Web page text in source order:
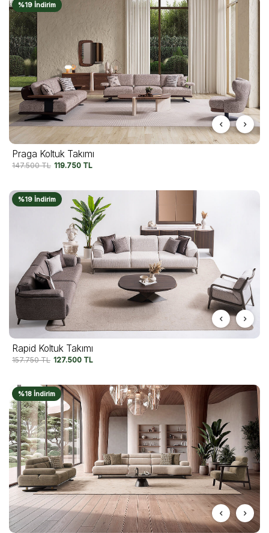
%19 İndirim
Praga Koltuk Takımı
147.500TL 119.750 TL
%19 İndirim
Rapid Koltuk Takımı
157.750TL 127.500 TL
%18 İndirim